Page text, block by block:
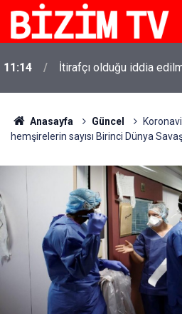
11:14 İtirafçı olduğu iddia
Anasayfa Güncel
hemşirelerin sayısı Birinci Dünya